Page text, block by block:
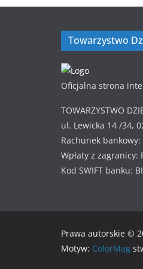
Towarzystwo
Oficjalna strona
TOWARZYSTWO
ul. Lewicka 14 /34,
Rachunek
Wpłaty z zagranicy:
Kod SWIFT banku:
Prawa autorskie ©
Motyw: ColorMag